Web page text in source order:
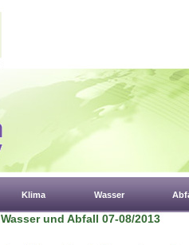
Klima Wasser
Wasser und Abfall 07-08/2013